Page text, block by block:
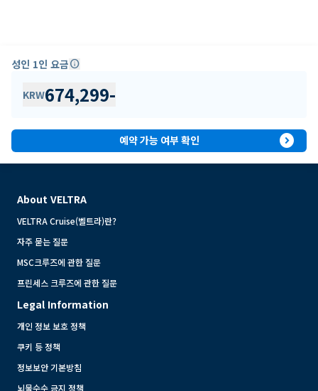
성인 1인 요금info
KRW674,299-
예약 가능 여부 확인 expand_circle_right
About VELTRA
VELTRA Cruise(벨트라)란?
자주 묻는 질문
MSC크루즈에 관한 질문
프린세스 크루즈에 관한 질문
Legal Information
개인 정보 보호 정책
쿠키 등 정책
정보보안 기본방침
뇌물수수 금지 정책